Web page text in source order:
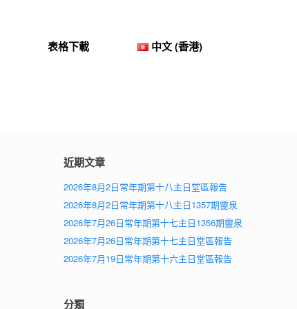
表格下載 中文 (香港)
近期文章
2026年8月2日常年期第十八主日堂區報告
2026年8月2日常年期第十八主日1357期靈泉
2026年7月26日常年期第十七主日1356期靈泉
2026年7月26日常年期第十七主日堂區報告
2026年7月19日常年期第十六主日堂區報告
分類